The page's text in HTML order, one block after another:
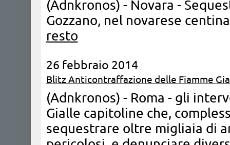
(Adnkronos) - Novara -
Gozzano, nel novarese
resto
26 febbraio 2014
Blitz Anticontraffazione delle Fiamme
(Adnkronos) - Roma - gli
Gialle capitoline che,
sequestrare oltre migliaia di